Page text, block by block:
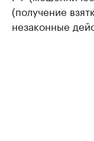
(получение
незаконные